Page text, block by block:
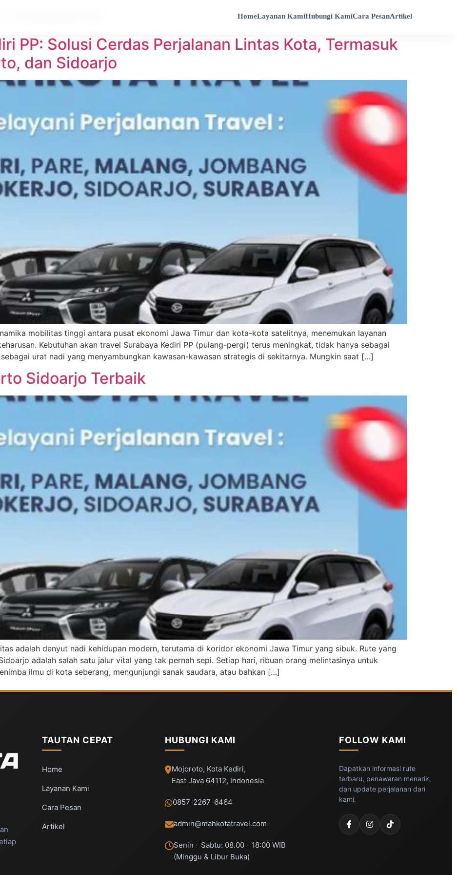
HomeLayanan KamiHubungi KamiCara PesanArtikel
PP: Solusi Cerdas Perjalanan Lintas Kota, Termasuk
dan Sidoarjo
mobilitas tinggi antara pusat ekonomi Jawa Timur dan kota-kota satelitnya, menemukan layanan
Kebutuhan akan travel Surabaya Kediri PP (pulang-pergi) terus meningkat, tidak hanya sebagai
urat nadi yang menyambungkan kawasan-kawasan strategis di sekitarnya. Mungkin saat […]
Sidoarjo Terbaik
adalah denyut nadi kehidupan modern, terutama di koridor ekonomi Jawa Timur yang sibuk. Rute yang
adalah salah satu jalur vital yang tak pernah sepi. Setiap hari, ribuan orang melintasinya untuk
ilmu di kota seberang, mengunjungi sanak saudara, atau bahkan […]
TAUTAN CEPAT
Home
Layanan Kami
Cara Pesan
Artikel
HUBUNGI KAMI
Mojoroto, Kota Kediri,
East Java 64112, Indonesia
0857-2267-6464
admin@mahkotatravel.com
Senin - Sabtu: 08.00 - 18:00 WIB
(Minggu & Libur Buka)
FOLLOW KAMI
Dapatkan informasi rute
terbaru, penawaran menarik,
dan update perjalanan dari
kami.